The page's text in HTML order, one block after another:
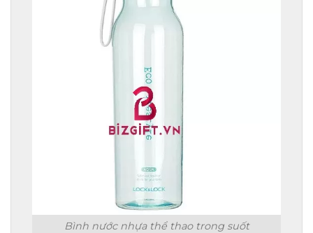
Bình nước nhựa thể thao trong suốt